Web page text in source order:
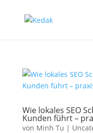
Wie lokales SEO
Kunden führt –
von Minh Tu |